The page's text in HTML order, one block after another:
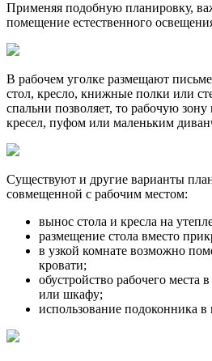
Применяя подобную планировку,
помещение естественного
В рабочем уголке размещают
стол, кресло, книжные полки или
спальни позволяет, то рабочую
кресел, пуфом или маленьким
Существуют и другие варианты
совмещенной с рабочим местом:
вынос стола и кресла на
размещение стола вместо
в узкой комнате возможно
кровати;
обустройство рабочего
или шкафу;
использование подоконника